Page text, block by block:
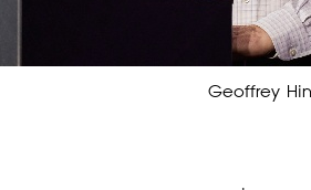
Geoffrey